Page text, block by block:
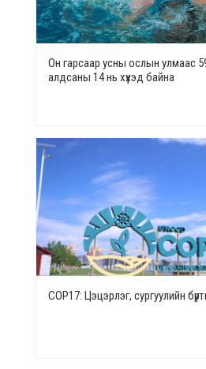
Он гарсаар усны ослын улмаас
алдсаны 14 нь хүүхэд байна
СОР17: Цэцэрлэг, сургуулийн